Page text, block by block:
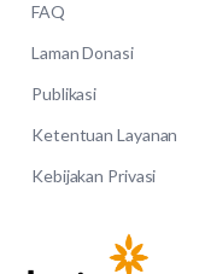
FAQ
Laman Donasi
Publikasi
Ketentuan Layanan
Kebijakan Privasi